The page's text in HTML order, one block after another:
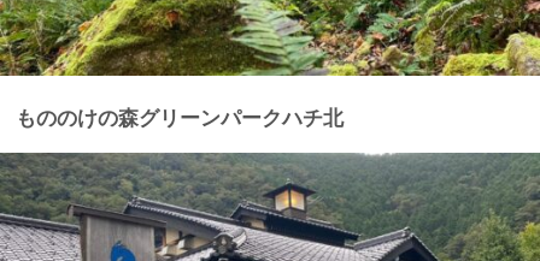
もののけの森グリーンパークハチ北